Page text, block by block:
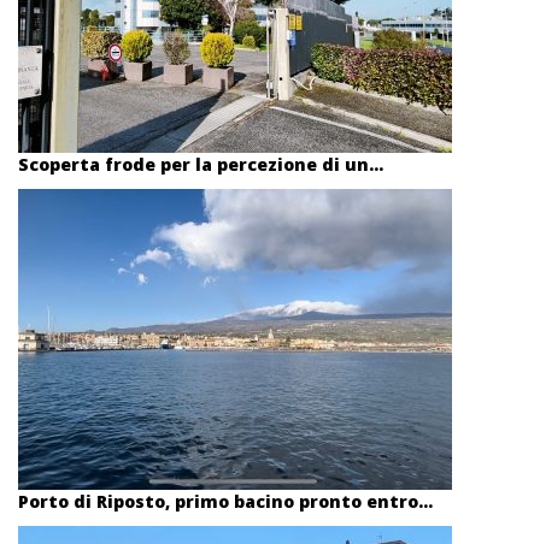
Scoperta frode per la percezione di un...
Porto di Riposto, primo bacino pronto entro...